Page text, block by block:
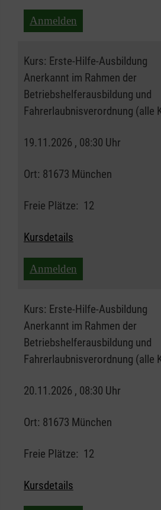
Anmelden
Kurs: Erste-Hilfe-Ausbildung
Anerkannt im Rahmen der
Betriebshelferausbildung und
Fahrerlaubnisverordnung (alle
19.11.2026 , 08:30 Uhr
Ort: 81673 München
Freie Plätze: 12
Kursdetails
Anmelden
Kurs: Erste-Hilfe-Ausbildung
Anerkannt im Rahmen der
Betriebshelferausbildung und
Fahrerlaubnisverordnung (alle
20.11.2026 , 08:30 Uhr
Ort: 81673 München
Freie Plätze: 12
Kursdetails